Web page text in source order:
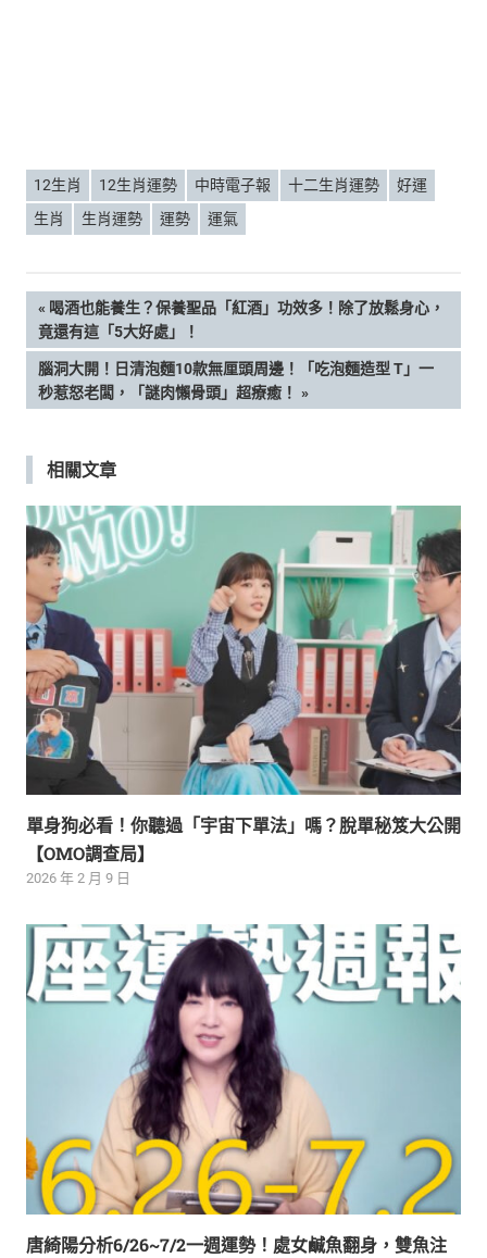
12生肖 12生肖運勢 中時電子報 十二生肖運勢
好運
生肖
生肖運勢 運勢 運氣
文
章
導
覽
PREVIOUS
POST:
喝酒也能養生？保養聖品「紅酒」功效多！除了放鬆身心，
竟還有這「5大好處」！
NEXT
POST:
腦洞大開！日清泡麵10款無厘頭周邊！「吃泡麵造型 T」一
秒惹怒老闆，「謎肉懶骨頭」超療癒！
相關文章
單身狗必看！你聽過「宇宙下單法」嗎？脫單秘笈大公開
【OMO調查局】
2026 年 2 月 9 日
唐綺陽分析6/26~7/2一週運勢！處女鹹魚翻身，雙魚注